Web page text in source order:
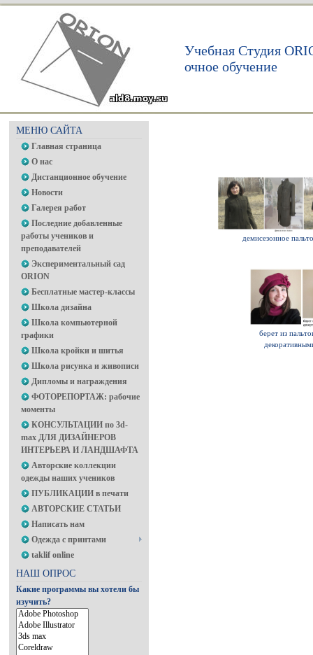
Учебная Студия
очное обучение
МЕНЮ САЙТА
Главная страница
О нас
Дистанционное обучение
Новости
Галерея работ
Последние добавленные
работы учеников и
преподавателей
Экспериментальный сад
ORION
Бесплатные мастер-классы
Школа дизайна
Школа компьютерной
графики
Школа кройки и шитья
Школа рисунка и живописи
Дипломы и награждения
ФОТОРЕПОРТАЖ: рабочие
моменты
КОНСУЛЬТАЦИИ по 3d-
max ДЛЯ ДИЗАЙНЕРОВ
ИНТЕРЬЕРА И ЛАНДШАФТА
Авторские коллекции
одежды наших учеников
ПУБЛИКАЦИИ в печати
АВТОРСКИЕ СТАТЬИ
Написать нам
Одежда с принтами
taklif online
НАШ ОПРОС
Какие программы вы хотели бы
изучить?
демисезонное пальто
берет из